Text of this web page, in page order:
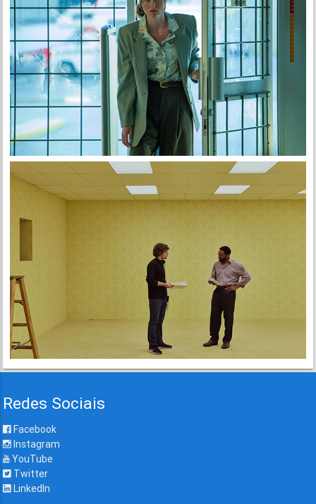
Redes Sociais
Facebook
Instagram
YouTube
Twitter
LinkedIn